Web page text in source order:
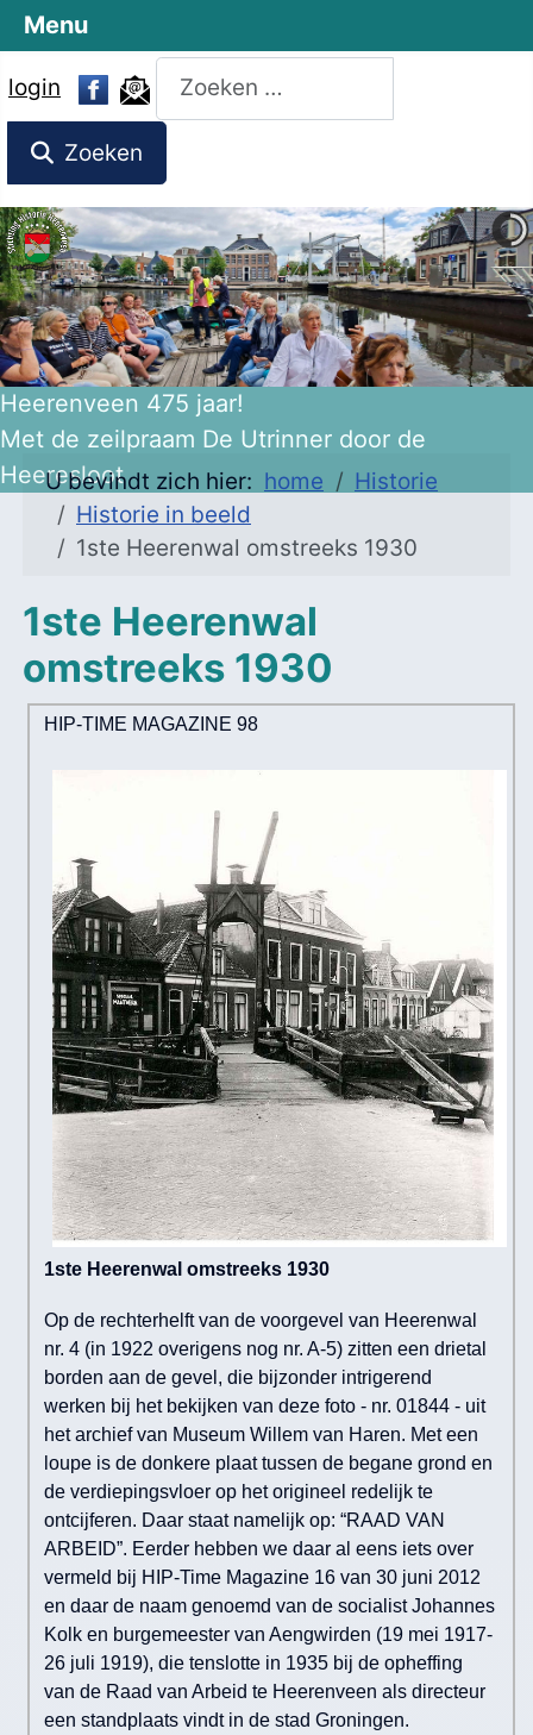
login
Zoeken
Zoeken
Heerenveen 475 jaar!
Met de zeilpraam De Utrinner door de
Heeresloot
U bevindt zich hier: home
Historie
Historie in beeld
1ste Heerenwal omstreeks 1930
1ste Heerenwal
omstreeks 1930
HIP-TIME MAGAZINE 98
1ste Heerenwal omstreeks 1930
Op de rechterhelft van de voorgevel van Heerenwal
nr. 4 (in 1922 overigens nog nr. A-5) zitten een drietal
borden aan de gevel, die bijzonder intrigerend
werken bij het bekijken van deze foto - nr. 01844 - uit
het archief van Museum Willem van Haren. Met een
loupe is de donkere plaat tussen de begane grond en
de verdiepingsvloer op het origineel redelijk te
ontcijferen. Daar staat namelijk op: “RAAD VAN
ARBEID”. Eerder hebben we daar al eens iets over
vermeld bij HIP-Time Magazine 16 van 30 juni 2012
en daar de naam genoemd van de socialist Johannes
Kolk en burgemeester van Aengwirden (19 mei 1917-
26 juli 1919), die tenslotte in 1935 bij de opheffing
van de Raad van Arbeid te Heerenveen als directeur
een standplaats vindt in de stad Groningen.
Menu